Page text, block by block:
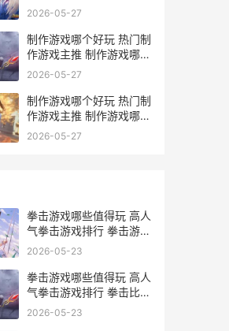
件叫什么名字
2026-05-27
制作游戏哪个好玩 热门制
作游戏主推 制作游戏哪个
好用
2026-05-27
制作游戏哪个好玩 热门制
作游戏主推 制作游戏哪个
好用
2026-05-27
拳击游戏哪些值得玩 高人
气拳击游戏排行 拳击游戏
叫什么名字
2026-05-23
拳击游戏哪些值得玩 高人
气拳击游戏排行 拳击比赛
的游戏
2026-05-23